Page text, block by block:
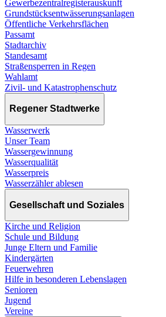
Gewerbezentralregisterauskunft
Grundstücksentwässerungsanlagen
Öffentliche Verkehrsflächen
Passamt
Stadtarchiv
Standesamt
Straßensperren in Regen
Wahlamt
Zivil- und Katastrophenschutz
Regener Stadtwerke
Wasserwerk
Unser Team
Wassergewinnung
Wasserqualität
Wasserpreis
Wasserzähler ablesen
Gesellschaft und Soziales
Kirche und Religion
Schule und Bildung
Junge Eltern und Familie
Kindergärten
Feuerwehren
Hilfe in besonderen Lebenslagen
Senioren
Jugend
Vereine